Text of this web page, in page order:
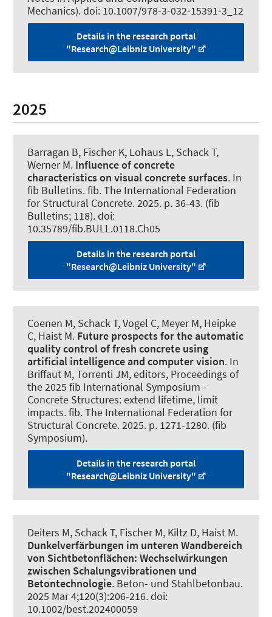
Mechanics). doi: 10.1007/978-3-032-15391-3_12
Details in the research portal
"Research@Leibniz University"
2025
Barragan B, Fischer K, Lohaus L, Schack T,
Werner M. Influence of concrete
characteristics on visual concrete surfaces. In
fib Bulletins. fib. The International Federation
for Structural Concrete. 2025. p. 36-43. (fib
Bulletins; 118). doi:
10.35789/fib.BULL.0118.Ch05
Details in the research portal
"Research@Leibniz University"
Coenen M, Schack T, Vogel C, Meyer M, Heipke
C, Haist M. Future prospects for the automatic
quality control of fresh concrete using
artificial intelligence and computer vision. In
Briffaut M, Torrenti JM, editors, Proceedings of
the 2025 fib International Symposium -
Concrete Structures: extend lifetime, limit
impacts. fib. The International Federation for
Structural Concrete. 2025. p. 1271-1280. (fib
Symposium).
Details in the research portal
"Research@Leibniz University"
Deiters M, Schack T, Fischer M, Kiltz D, Haist M.
Dunkelverfärbungen im unteren Wandbereich
von Sichtbetonflächen: Wechselwirkungen
zwischen Schalungsvibrationen und
Betontechnologie. Beton- und Stahlbetonbau.
2025 Mar 4;120(3):206-216. doi:
10.1002/best.202400059